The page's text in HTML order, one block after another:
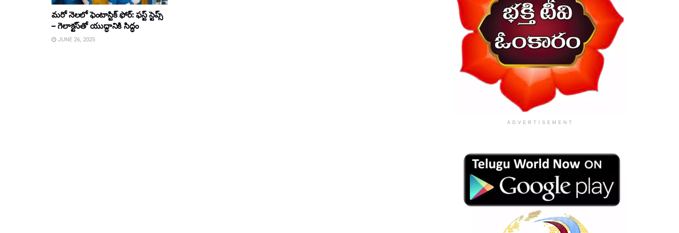
మరో నెలలో ఫెంటాస్టిక్ ఫోర్: ఫస్ట్ స్టెప్స్
– గెలాక్టస్‌తో యుద్ధానికి సిద్ధం
JUNE 26, 2025
ADVERTISEMENT